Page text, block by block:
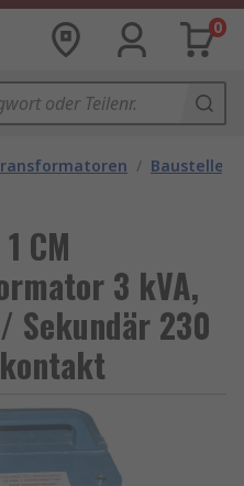
0
/
CM
3 kVA,
Sekundär 230